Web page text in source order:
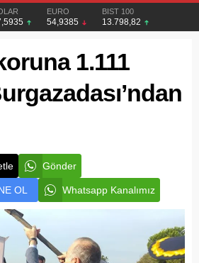
EURO
54,9385
BIST 100
13.798,82
1.111
Gönder
OL Whatsapp Kanalımız